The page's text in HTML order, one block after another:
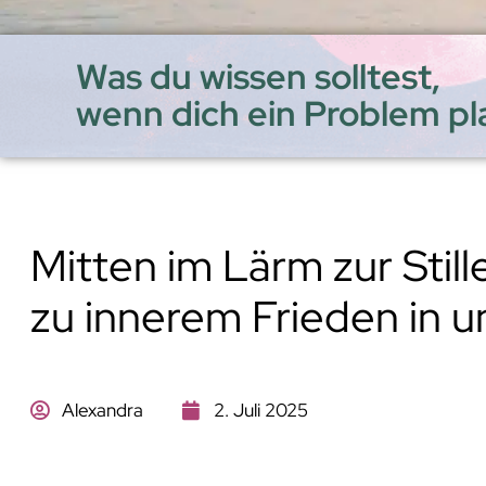
Home
Was du wissen solltest,
wenn dich ein Problem
Mitten im Lärm zur
zu innerem Frieden in
Alexandra 2. Juli 2025